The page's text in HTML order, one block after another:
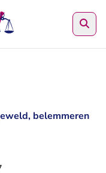
belemmeren